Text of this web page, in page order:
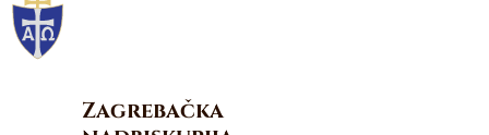
Zagrebačka